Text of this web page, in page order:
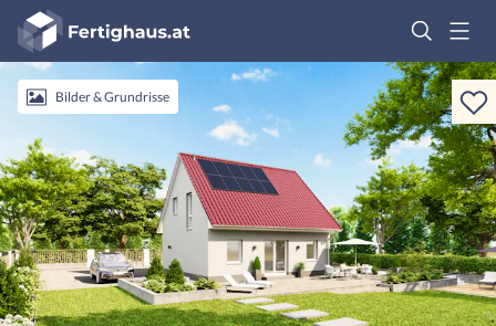
Fertighaus
Logo
AnmeldenBilder & Grundrisse